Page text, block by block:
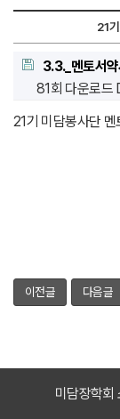
21
3.3._멘토서
81회 다운로드
21기 미담봉사단 멘
이전글 다음글
미담장학회